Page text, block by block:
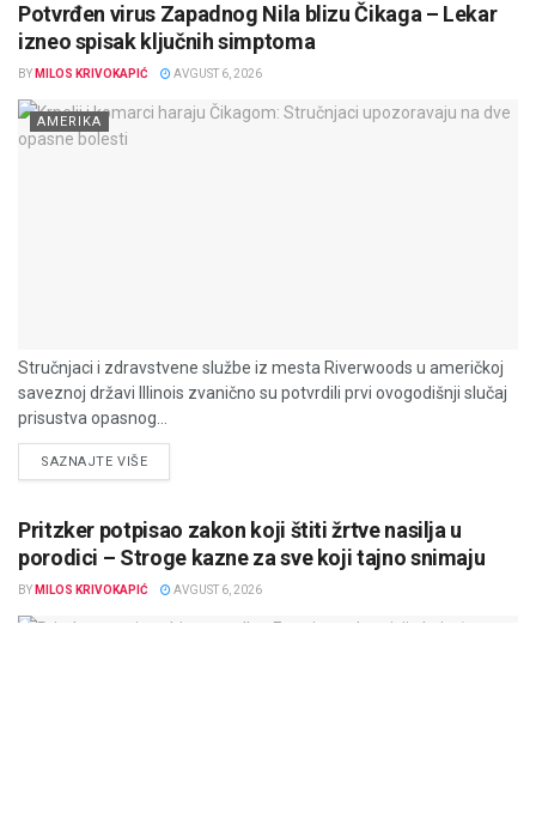
Potvrđen virus Zapadnog Nila blizu Čikaga – Lekar
izneo spisak ključnih simptoma
BY MILOS KRIVOKAPIĆ AVGUST 6, 2026
AMERIKA
Stručnjaci i zdravstvene službe iz mesta Riverwoods u američkoj
saveznoj državi Illinois zvanično su potvrdili prvi ovogodišnji slučaj
prisustva opasnog...
SAZNAJTE VIŠEDETAILS
Pritzker potpisao zakon koji štiti žrtve nasilja u
porodici – Stroge kazne za sve koji tajno snimaju
BY MILOS KRIVOKAPIĆ AVGUST 6, 2026